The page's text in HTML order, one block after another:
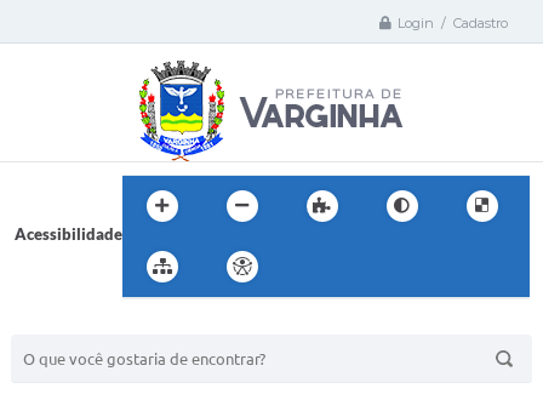
Login / Cadastro
Acessibilidade